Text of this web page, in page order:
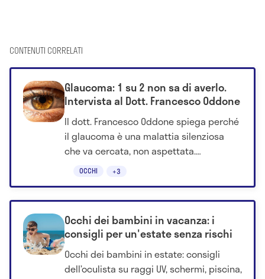
CONTENUTI CORRELATI
OCCHI +3
Glaucoma: 1 su 2 non sa di averlo.
Intervista al Dott. Francesco Oddone
Il dott. Francesco Oddone spiega perché
il glaucoma è una malattia silenziosa
che va cercata, non aspettata.
"Aspettare i sintomi significa spesso
Occhi dei bambini in vacanza: i
consigli per un'estate senza rischi
Occhi dei bambini in estate: consigli
dell’oculista su raggi UV, schermi, piscina,